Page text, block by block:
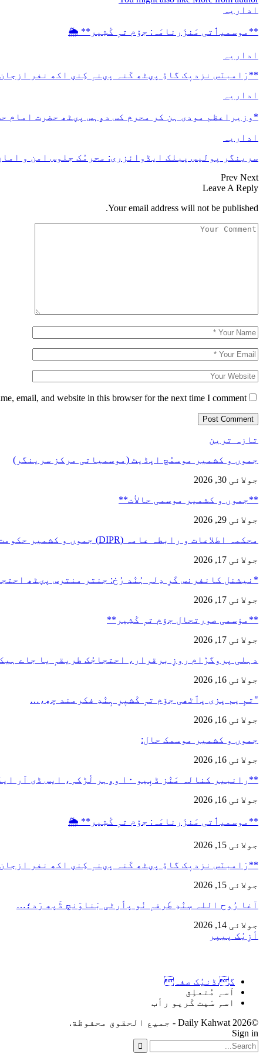
اداریہ
**موسمیٲتی مَنزَرنامَہ: جۆم تہٕ کٔشِیر** 🌦️
اداریہ
**رَامبنَس نزدیٖک گاڈِ پؠٹھ کَنہ پؠنہٕ کِنؠ اکھ نفر
اداریہ
*وزیراعظم مودی ہن کر محرم کس دۄہس پؠٹھ حضرت امام
اداریہ
سرینگر پولیس پبلک ایڈوائزری: محرمُک جلوس امن و
Prev Next
Leave A Reply
Your email address will not be published.
email, and website in this browser for the next time I comment.
تازہ ترین
جموں و کشمیر موسمُچ اپڈیٹ (موسمیاتی مرکز سرینگر)
جولائی 30, 2026
**جموں و كشمیر موسمی حالأت**
جولائی 29, 2026
محکمہ اطلاعات و رابطہ عامہ (DIPR) جموں و کشمیر حکومت طرفہ…
جولائی 17, 2026
*نیشنل کانفرنس کَرِ دِلہِ ہُنٛد رُخ: جنتر منترس پؠٹھ
جولائی 17, 2026
**مؤسمی صورتحال جۆم تہٕ کٔشِیر**
جولائی 17, 2026
دہلی پروگرٛام روزِ برقرار، احتجاجُک طریقہٕ یا جاے
جولائی 16, 2026
"تمِ یم پزی پٲٹھی جۆم تہٕ کٔشیٖرِ ہٕنٛدِ فکرمند چھِ،…
جولائی 16, 2026
جموں و کشمیر موسمک حال:
جولائی 16, 2026
**رانبیر کنالہ مَنٛز ڈبِیو ۱۰ وۄہر لٔڑکہِ، ایس ڈی آر ایفَن…
جولائی 16, 2026
**موسمیٲتی مَنزَرنامَہ: جۆم تہٕ کٔشِیر** 🌦️
جولائی 15, 2026
**رَامبنَس نزدیٖک گاڈِ پؠٹھ کَنہ پؠنہٕ کِنؠ اکھ نفر
جولائی 15, 2026
آغا رُوح اللہ سٕنٛدِ طَرفہٕ نٔو پٲرٹی بَناوَنچ ڈَپھ رَد؛…
جولائی 14, 2026
أزِیُک پیپر
گ.ڈنیُک صفہ
اَسہِ مُتعلِق
اسہِ سْیت کْریو رأب
©2026 Daily Kahwat - جميع الحقوق محفوظة.
Sign in